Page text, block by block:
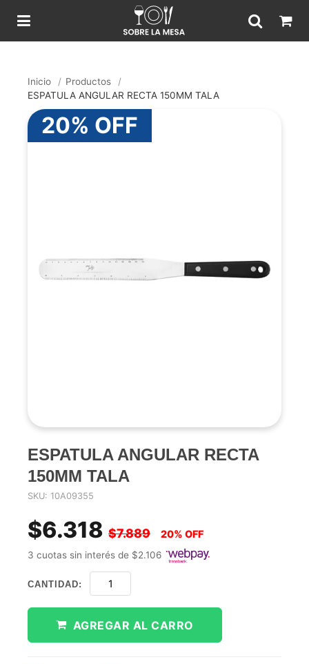
Inicio / Productos
/
ESPATULA ANGULAR RECTA 150MM TALA
20% OFF
ESPATULA ANGULAR RECTA
150MM TALA
SKU: 10A09355
$6.318 $7.889 20% OFF
3 cuotas sin interés de $2.106
CANTIDAD:
AGREGAR AL CARRO